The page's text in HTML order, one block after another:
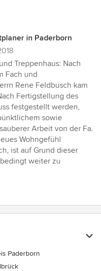
in Paderborn
Treppenhaus: Nach
Fach und
Rene Feldbusch kam
Fertigstellung des
festgestellt werden,
sowie
Arbeit von der Fa.
Wohngefühl
ist auf Grund dieser
weiter zu
Paderborn